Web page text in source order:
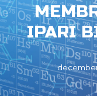
IPARI
december